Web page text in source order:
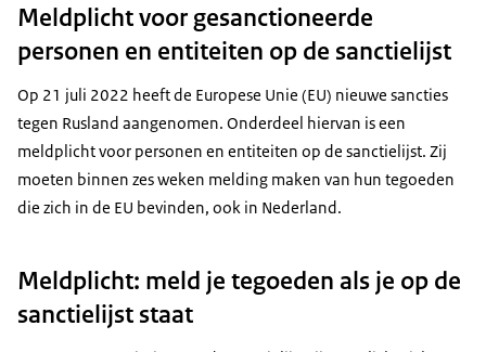
Meldplicht voor gesanctioneerde
personen en entiteiten op de sanctielijst
Op 21 juli 2022 heeft de Europese Unie (EU) nieuwe sancties
tegen Rusland aangenomen. Onderdeel hiervan is een
meldplicht voor personen en entiteiten op de sanctielijst. Zij
moeten binnen zes weken melding maken van hun tegoeden
die zich in de EU bevinden, ook in Nederland.
Meldplicht: meld je tegoeden als je op de
sanctielijst staat